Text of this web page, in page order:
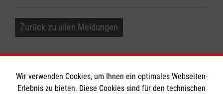
Zurück zu allen Meldungen
Wir verwenden Cookies, um Ihnen ein optimales Webseiten-
Erlebnis zu bieten. Diese Cookies sind für den technischen